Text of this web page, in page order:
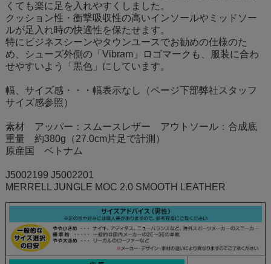
くても楽に足を入れやすくしました。
クッション性・衝撃吸収性の高いインソールやミッドソー
ルが足入れ時の快適性を保たせます。
特にビジネスシーンやタウンユースでお勧めの仕様のた
め、シューズ外側の「Vibram」ロゴマークも、服装に合わ
せやすいよう「黒色」にしています。
幅、サイズ感・・・幅表示なし（ページ下部弊社スタッフ
サイズ感参照）
素材 アッパー：スムースレザー アウトソール：合成底
重量 約380g（27.0cm片足で計測）
原産国 ベトナム
J5002199 J5002201
MERRELL JUNGLE MOC 2.0 SMOOTH LEATHER